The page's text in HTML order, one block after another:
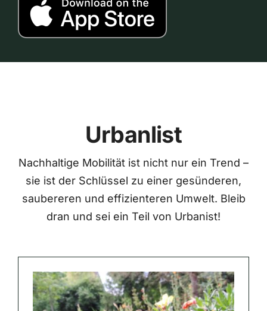
Urbanlist
Nachhaltige Mobilität ist nicht nur ein Trend –
sie ist der Schlüssel zu einer gesünderen,
saubereren und effizienteren Umwelt. Bleib
dran und sei ein Teil von Urbanist!